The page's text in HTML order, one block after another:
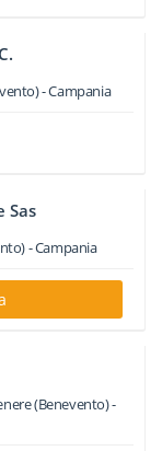
-Campania
Sas
-Campania
(Benevento) -